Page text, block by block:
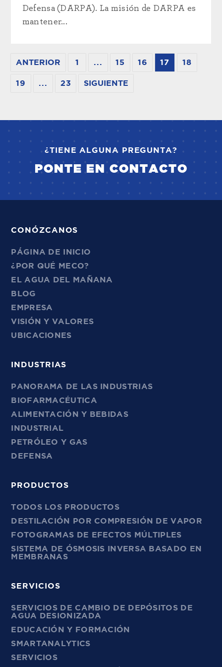
Defensa (DARPA). La misión de DARPA es
mantener...
ANTERIOR 1 ... 15 16 17 18
19 ... 23 SIGUIENTE
¿TIENE ALGUNA PREGUNTA?
PONTE EN CONTACTO
CONÓZCANOS
PÁGINA DE INICIO
¿POR QUÉ MECO?
EL AGUA DEL MAÑANA
BLOG
EMPRESA
VISIÓN Y VALORES
UBICACIONES
INDUSTRIAS
PANORAMA DE LAS INDUSTRIAS
BIOFARMACÉUTICA
ALIMENTACIÓN Y BEBIDAS
INDUSTRIAL
PETRÓLEO Y GAS
DEFENSA
PRODUCTOS
TODOS LOS PRODUCTOS
DESTILACIÓN POR COMPRESIÓN DE VAPOR
FOTOGRAMAS DE EFECTOS MÚLTIPLES
SISTEMA DE ÓSMOSIS INVERSA BASADO EN
MEMBRANAS
SERVICIOS
SERVICIOS DE CAMBIO DE DEPÓSITOS DE
AGUA DESIONIZADA
EDUCACIÓN Y FORMACIÓN
SMARTANALYTICS
SERVICIOS